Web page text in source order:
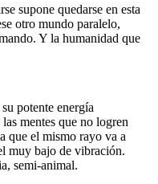
supone quedarse en esta
otro mundo paralelo,
Y la humanidad que
potente energía
mentes que no logren
que el mismo rayo va a
muy bajo de vibración.
semi-animal.